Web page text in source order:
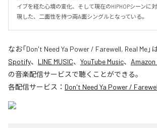
イブを経た心境の変化、そして現在のHIPHOPシーンに
現した、二面性を持つ両A面シングルとなっている。
なお「Don't Need Ya Power / Farewell, Real Me」
Spotify、 LINE MUSIC、 YouTube Music、
の音楽配信サービスで聴くことができる。
各配信サービス： Don't Need Ya Power /